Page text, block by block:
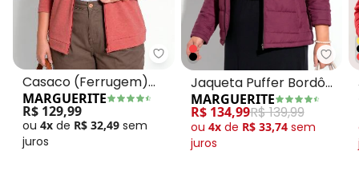
Casaco (Ferrugem) com Zíper
Casaco (Ferrugem)
com Zíper Plus Size
Marguerite
MARGUERITE
R$ 129,99
ou 4x de R$ 32,49 sem
juros
Jaqueta Puffer Bordô
Plus Size com Zíper
MARGUERITE
R$ 134,99R$ 139,99
ou 4x de R$ 33,74 sem
juros